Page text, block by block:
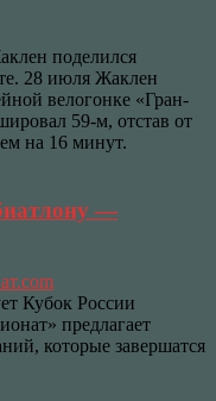
поделился
28 июля Жаклен
велогонке «Гран-
59-м, отстав от
на 16 минут.
—
Кубок России
предлагает
которые завершатся